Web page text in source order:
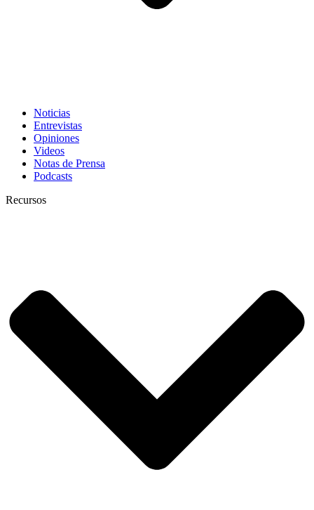
Noticias
Entrevistas
Opiniones
Videos
Notas de Prensa
Podcasts
Recursos